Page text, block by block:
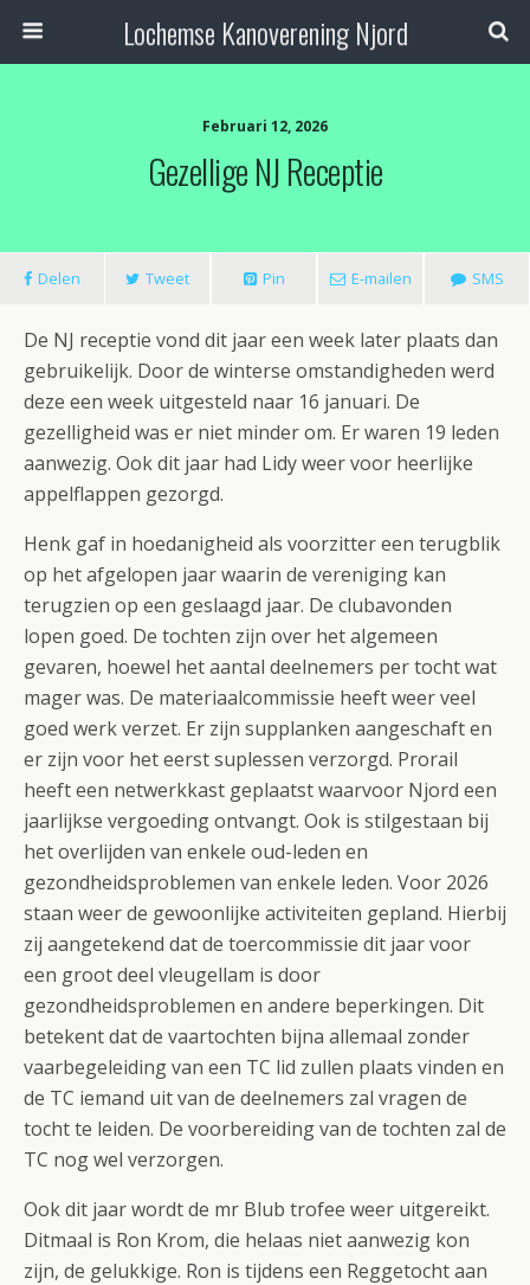
Lochemse Kanoverening Njord
Februari 12, 2026
Gezellige NJ Receptie
Delen Tweet Pin E-mailen SMS
De NJ receptie vond dit jaar een week later plaats dan
gebruikelijk. Door de winterse omstandigheden werd
deze een week uitgesteld naar 16 januari. De
gezelligheid was er niet minder om. Er waren 19 leden
aanwezig. Ook dit jaar had Lidy weer voor heerlijke
appelflappen gezorgd.
Henk gaf in hoedanigheid als voorzitter een terugblik
op het afgelopen jaar waarin de vereniging kan
terugzien op een geslaagd jaar. De clubavonden
lopen goed. De tochten zijn over het algemeen
gevaren, hoewel het aantal deelnemers per tocht wat
mager was. De materiaalcommissie heeft weer veel
goed werk verzet. Er zijn supplanken aangeschaft en
er zijn voor het eerst suplessen verzorgd. Prorail
heeft een netwerkkast geplaatst waarvoor Njord een
jaarlijkse vergoeding ontvangt. Ook is stilgestaan bij
het overlijden van enkele oud-leden en
gezondheidsproblemen van enkele leden. Voor 2026
staan weer de gewoonlijke activiteiten gepland. Hierbij
zij aangetekend dat de toercommissie dit jaar voor
een groot deel vleugellam is door
gezondheidsproblemen en andere beperkingen. Dit
betekent dat de vaartochten bijna allemaal zonder
vaarbegeleiding van een TC lid zullen plaats vinden en
de TC iemand uit van de deelnemers zal vragen de
tocht te leiden. De voorbereiding van de tochten zal de
TC nog wel verzorgen.
Ook dit jaar wordt de mr Blub trofee weer uitgereikt.
Ditmaal is Ron Krom, die helaas niet aanwezig kon
zijn, de gelukkige. Ron is tijdens een Reggetocht aan